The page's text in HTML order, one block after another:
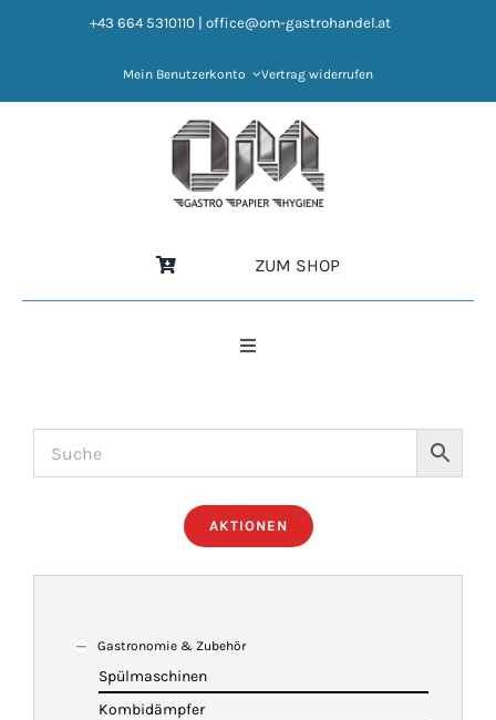
+43 664 5310110 office@om-gastrohandel.at
Mein Benutzerkonto Vertrag widerrufen
ZUM SHOP
Toggle
NEWS
ÜBER UNS
KATALOG
AKTIONEN
Gastronomie & Zubehör
Spülmaschinen
Kombidämpfer